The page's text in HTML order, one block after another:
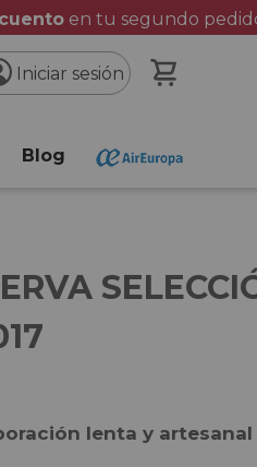
en tu segundo
Iniciar sesión
Blog
lenta y artesanal